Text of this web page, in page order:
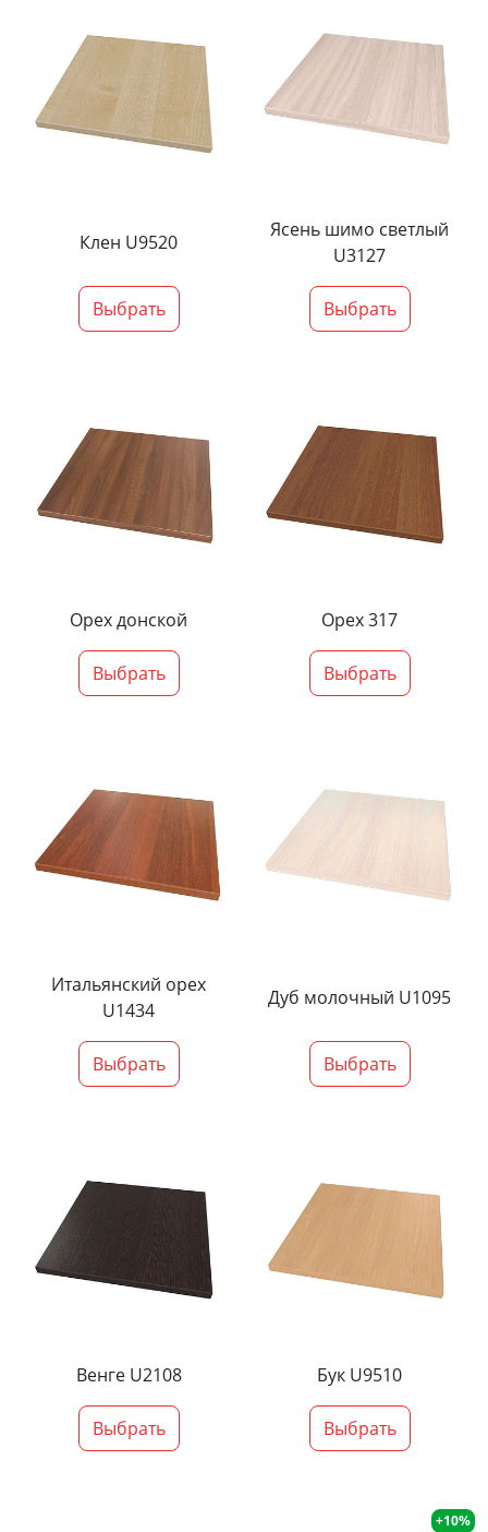
Клен U9520
Выбрать
Ясень шимо светлый
U3127
Выбрать
Орех донской
Выбрать
Орех 317
Выбрать
Итальянский орех
U1434
Выбрать
Дуб молочный U1095
Выбрать
Венге U2108
Выбрать
Бук U9510
Выбрать
+10%